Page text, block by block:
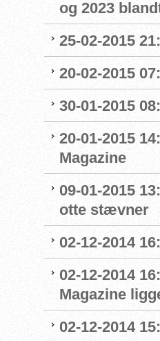
og 2023
25-02-2015
20-02-2015
30-01-2015
20-01-2015
Magazine
09-01-2015
otte stævner
02-12-2014
02-12-2014
Magazine
02-12-2014